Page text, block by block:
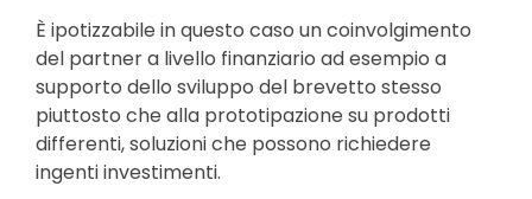
È ipotizzabile in questo caso un coinvolgimento
del partner a livello finanziario ad esempio a
supporto dello sviluppo del brevetto stesso
piuttosto che alla prototipazione su prodotti
differenti, soluzioni che possono richiedere
ingenti investimenti.